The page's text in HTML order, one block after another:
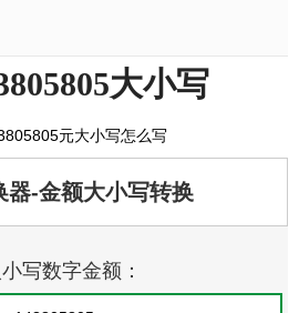
大小写
元大小写怎么写
器-金额大小写转换
写数字金额：